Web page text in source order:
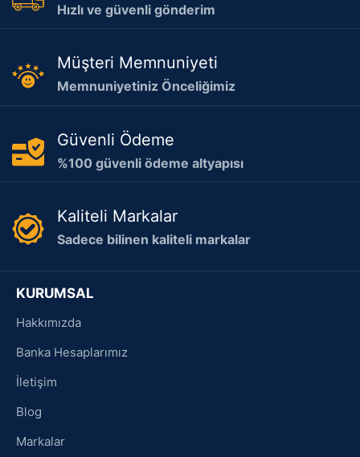
Hızlı ve güvenli gönderim
Müşteri Memnuniyeti
Memnuniyetiniz Önceliğimiz
Güvenli Ödeme
%100 güvenli ödeme altyapısı
Kaliteli Markalar
Sadece bilinen kaliteli markalar
KURUMSAL
Hakkımızda
Banka Hesaplarımız
İletişim
Blog
Markalar